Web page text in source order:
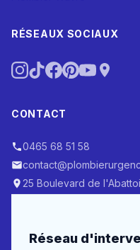
RÉSEAUX SOCIAUX
CONTACT
0465 68 51 58
25 Boulevard de
Réseau